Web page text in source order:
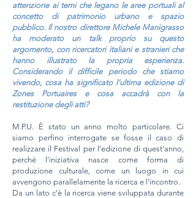
attenzione ai temi che legano le aree portuali al
concetto di patrimonio urbano e spazio
pubblico. Il nostro direttore Michele Manigrasso
ha moderato un talk proprio su questo
argomento, con ricercatori italiani e stranieri che
hanno illustrato la propria esperienza.
Considerando il difficile periodo che stiamo
vivendo, cosa ha significato l’ultima edizione di
Zones Portuaires e cosa accadrà con la
restituzione degliatti?
M.P.U. È stato un anno molto particolare. Ci
siamo perfino interrogate se fosse il caso di
realizzare il Festival per l’edizione di quest’anno,
perché l’iniziativa nasce come forma di
produzione culturale, come un luogo in cui
avvengono parallelamente la ricerca e l’incontro.
Da un lato c’è la ricerca viene sviluppata durante